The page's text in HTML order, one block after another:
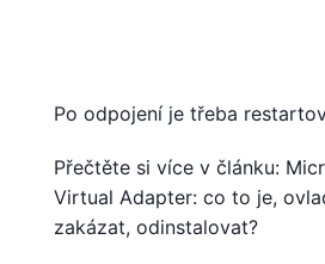
Po odpojení je třeba
Přečtěte si více v článku:
Virtual Adapter: co to je,
zakázat, odinstalovat?